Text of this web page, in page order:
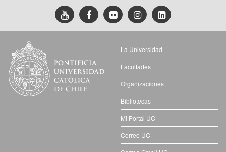
La Universidad
Facultades
Organizaciones
Bibliotecas
Mi Portal UC
Correo UC